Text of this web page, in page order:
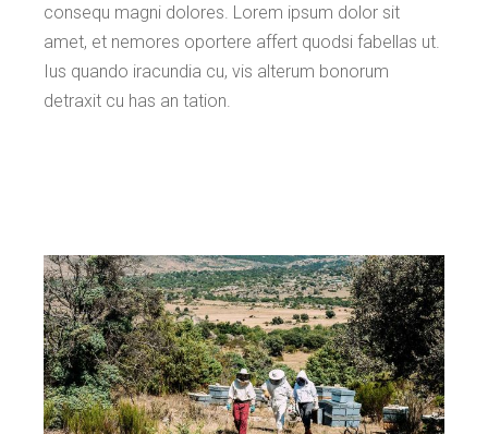
consequ magni dolores. Lorem ipsum dolor sit
amet, et nemores oportere affert quodsi fabellas ut.
Ius quando iracundia cu, vis alterum bonorum
detraxit cu has an tation.